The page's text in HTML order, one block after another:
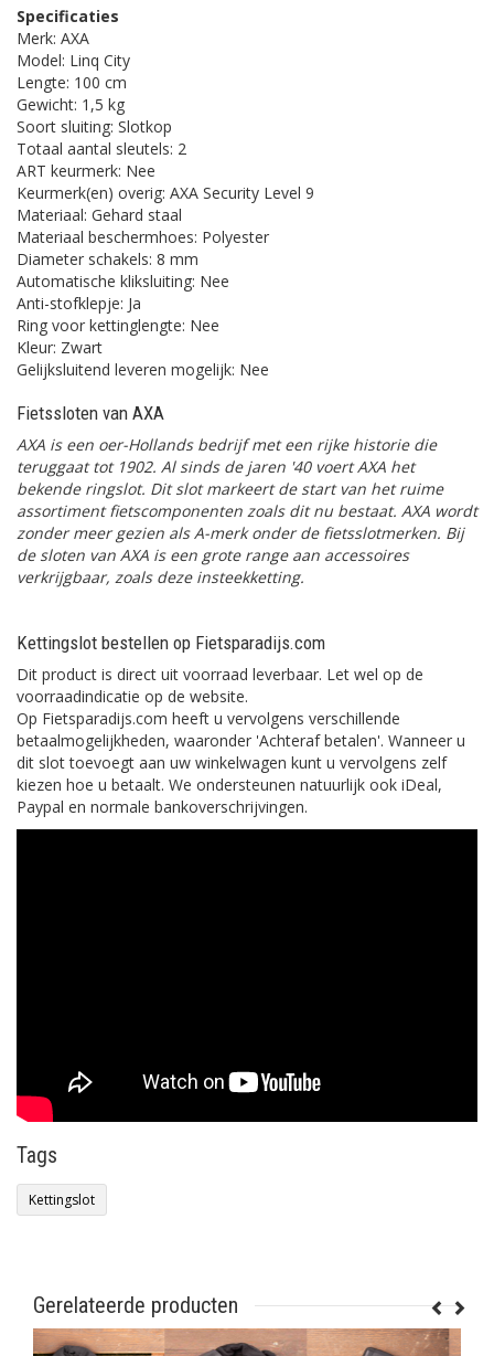
Specificaties
Merk: AXA
Model: Linq City
Lengte: 100 cm
Gewicht: 1,5 kg
Soort sluiting: Slotkop
Totaal aantal sleutels: 2
ART keurmerk: Nee
Keurmerk(en) overig: AXA Security Level 9
Materiaal: Gehard staal
Materiaal beschermhoes: Polyester
Diameter schakels: 8 mm
Automatische kliksluiting: Nee
Anti-stofklepje: Ja
Ring voor kettinglengte: Nee
Kleur: Zwart
Gelijksluitend leveren mogelijk: Nee
Fietssloten van AXA
AXA is een oer-Hollands bedrijf met een rijke historie die
teruggaat tot 1902. Al sinds de jaren '40 voert AXA het
bekende ringslot. Dit slot markeert de start van het ruime
assortiment fietscomponenten zoals dit nu bestaat. AXA wordt
zonder meer gezien als A-merk onder de fietsslotmerken. Bij
de sloten van AXA is een grote range aan accessoires
verkrijgbaar, zoals deze insteekketting.
Kettingslot bestellen op Fietsparadijs.com
Dit product is direct uit voorraad leverbaar. Let wel op de
voorraadindicatie op de website.
Op Fietsparadijs.com heeft u vervolgens verschillende
betaalmogelijkheden, waaronder 'Achteraf betalen'. Wanneer u
dit slot toevoegt aan uw winkelwagen kunt u vervolgens zelf
kiezen hoe u betaalt. We ondersteunen natuurlijk ook iDeal,
Paypal en normale bankoverschrijvingen.
Tags
Kettingslot
Gerelateerde producten